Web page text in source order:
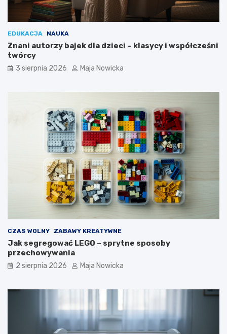
EDUKACJA NAUKA
Znani autorzy bajek dla dzieci – klasycy i współcześni
twórcy
3 sierpnia 2026 Maja Nowicka
CZAS WOLNY ZABAWY KREATYWNE
Jak segregować LEGO – sprytne sposoby
przechowywania
2 sierpnia 2026 Maja Nowicka